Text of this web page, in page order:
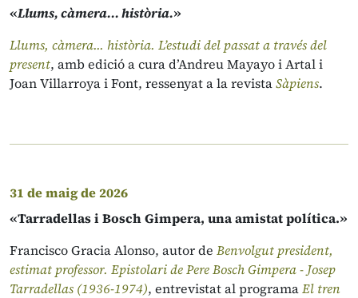
«Llums, càmera... història.»
Llums, càmera... història. L’estudi del passat a través del
present, amb edició a cura d’Andreu Mayayo i Artal i
Joan Villarroya i Font, ressenyat a la revistaSàpiens.
31 de maig de 2026
«Tarradellas i Bosch Gimpera, una amistat política.»
Francisco Gracia Alonso, autor de Benvolgut president,
estimat professor. Epistolari de Pere Bosch Gimpera - Josep
Tarradellas (1936-1974), entrevistat al programaEl tren